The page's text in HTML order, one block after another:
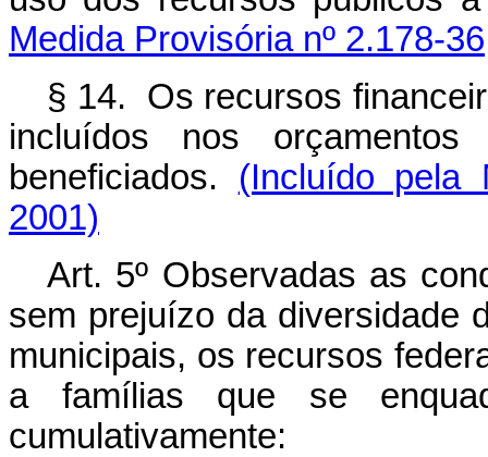
Medida Provisória nº 2.178-
§ 14. Os recursos
incluídos nos
beneficiados. (Incluído pela
2001)
Art. 5º Observadas as
sem prejuízo da diversidade
municipais, os recursos
a famílias que se
cumulativamente: